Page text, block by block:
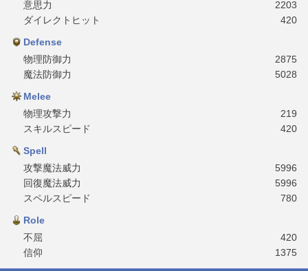
意思力
2203
ダイレクトヒット
420
Defense
物理防御力
2875
魔法防御力
5028
Melee
物理攻撃力
219
スキルスピード
420
Spell
攻撃魔法威力
5996
回復魔法威力
5996
スペルスピード
780
Role
不屈
420
信仰
1375